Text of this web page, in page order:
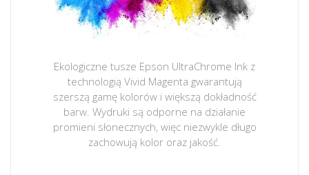
Ekologiczne tusze Epson UltraChrome Ink z
technologią Vivid Magenta gwarantują
szerszą gamę kolorów i większą dokładność
barw. Wydruki są odporne na działanie
promieni słonecznych, więc niezwykle długo
zachowują kolor oraz jakość.